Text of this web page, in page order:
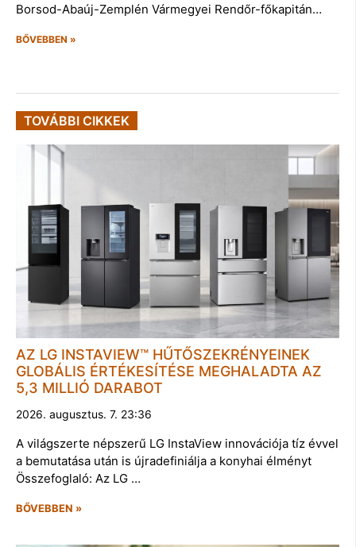
Borsod-Abaúj-Zemplén Vármegyei Rendőr-főkapitán…
BŐVEBBEN »
TOVÁBBI CIKKEK
AZ LG INSTAVIEW™ HŰTŐSZEKRÉNYEINEK
GLOBÁLIS ÉRTÉKESÍTÉSE MEGHALADTA AZ
5,3 MILLIÓ DARABOT
2026. augusztus. 7. 23:36
A világszerte népszerű LG InstaView innovációja tíz évvel
a bemutatása után is újradefiniálja a konyhai élményt
Összefoglaló: Az LG …
BŐVEBBEN »